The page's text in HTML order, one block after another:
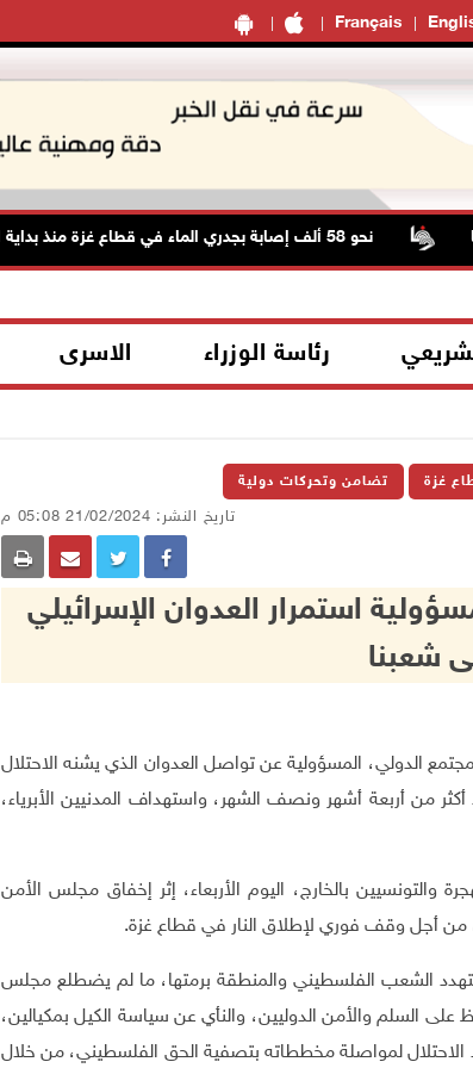
Français
نحو 58 ألف إصابة بجدري الماء في قطاع غزة منذ بداية العام
رئاسة الوزراء الاسرى
غزة تضامن وتحركات دولية
تاريخ النشر: 21/02/2024 05:08 م
استمرار العدوان الإسرائيلي
شعبنا
المجتمع الدولي، المسؤولية عن تواصل العدوان الذي يشنه الاحتلال
من أربعة أشهر ونصف الشهر، واستهداف المدنيين الأبرياء،
والتونسيين بالخارج، اليوم الأربعاء، إثر إخفاق مجلس الأمن
من أجل وقف فوري لإطلاق النار في قطاع غزة.
الشعب الفلسطيني والمنطقة برمتها، ما لم يضطلع مجلس
على السلم والأمن الدوليين، والنأي عن سياسة الكيل بمكيالين،
لمواصلة مخططاته بتصفية الحق الفلسطيني، من خلال